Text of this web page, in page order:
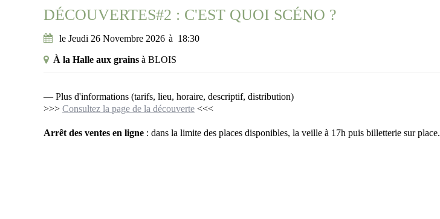
DÉCOUVERTES#2 : C'EST QUOI SCÉNO ?
le Jeudi 26 Novembre 2026 à 18:30
À la Halle aux grains à BLOIS
— Plus d'informations (tarifs, lieu, horaire, descriptif, distribution)
>>> Consultez la page de la découverte <<<
Arrêt des ventes en ligne : dans la limite des places disponibles, la veille à 17h puis billetterie sur place.